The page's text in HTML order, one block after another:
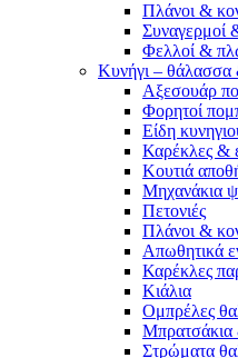
Πλάνοι &
Συναγερμοί
Φελλοί &
Κυνήγι – θάλασσα
Αξεσουάρ
Φορητοί
Είδη
Καρέκλες &
Κουτιά
Μηχανάκια
Πετονιές
Πλάνοι &
Απωθητικά
Καρέκλες
Κιάλια
Ομπρέλες
Μπρατσάκια
Στρώματα